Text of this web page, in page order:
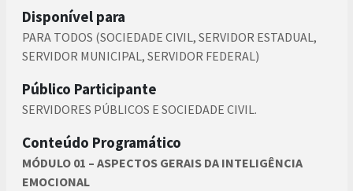
Disponível para
PARA TODOS (SOCIEDADE CIVIL, SERVIDOR ESTADUAL,
SERVIDOR MUNICIPAL, SERVIDOR FEDERAL)
Público Participante
SERVIDORES PÚBLICOS E SOCIEDADE CIVIL.
Conteúdo Programático
MÓDULO 01 – ASPECTOS GERAIS DA INTELIGÊNCIA
EMOCIONAL